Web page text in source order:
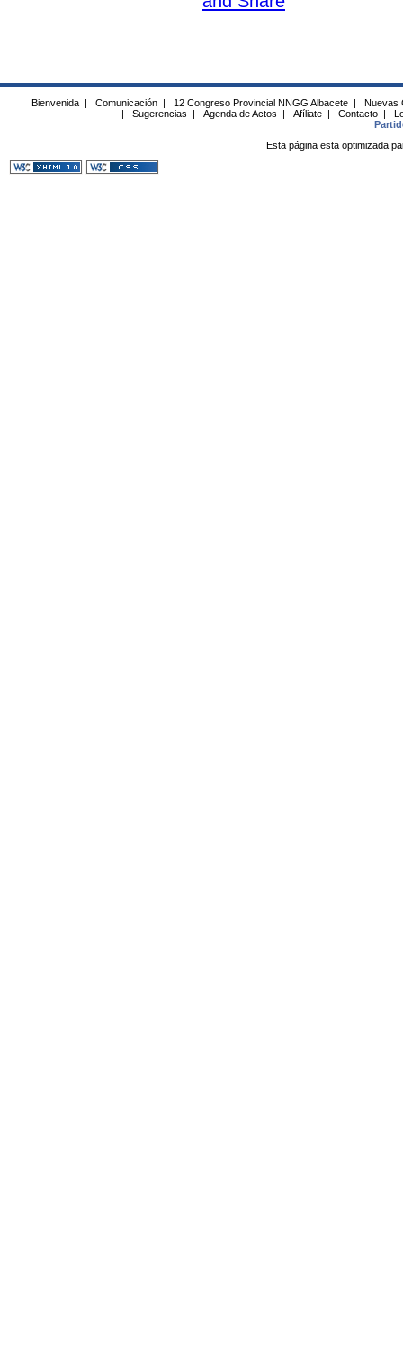
Bienvenida | Comunicación | 12 Congreso Provincial NNGG Albacete |
Nuevas
|
Sugerencias | Agenda de Actos | Afíliate | Contacto |
Esta página esta optimizada